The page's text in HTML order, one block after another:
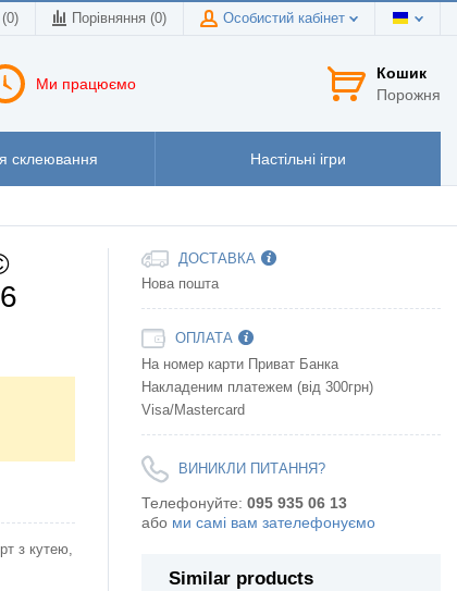
Порівняння (0) Особистий кабінет
Ми працюємо
Кошик
Порожня
склеювання Настільні ігри
з кутею,
ДОСТАВКА
Нова пошта
ОПЛАТА
На номер карти Приват Банка
Накладеним платежем (від 300грн)
Visa/Mastercard
ВИНИКЛИ ПИТАННЯ?
Телефонуйте: 095 935 06 13
або ми самі вам зателефонуємо
Similar products